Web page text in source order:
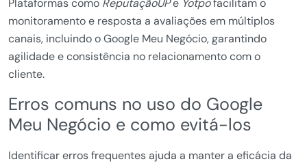
Plataformas como ReputaçãoUPe Yotpofacilitam o
monitoramento e resposta a avaliações em múltiplos
canais, incluindo o Google Meu Negócio, garantindo
agilidade e consistência no relacionamento com o
cliente.
Erros comuns no uso do Google
Meu Negócio e como evitá-los
Identificar erros frequentes ajuda a manter a eficácia da